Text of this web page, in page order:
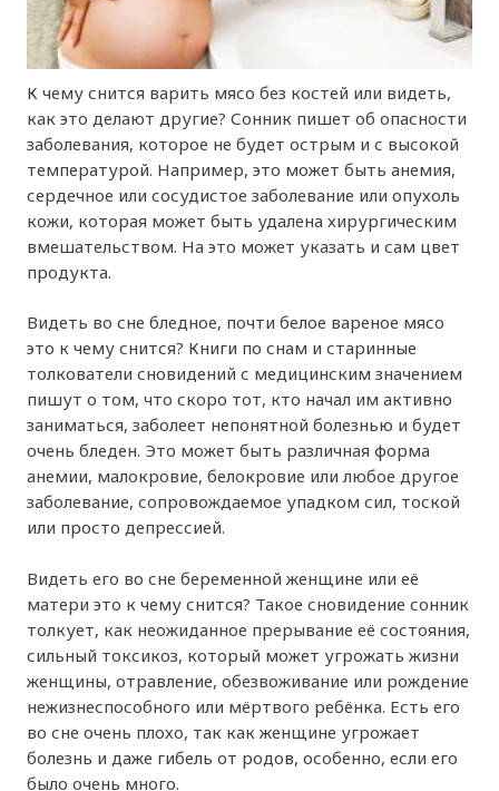
К чему снится варить мясо без костей или видеть,
как это делают другие? Сонник пишет об опасности
заболевания, которое не будет острым и с высокой
температурой. Например, это может быть анемия,
сердечное или сосудистое заболевание или опухоль
кожи, которая может быть удалена хирургическим
вмешательством. На это может указать и сам цвет
продукта.
Видеть во сне бледное, почти белое вареное мясо
это к чему снится? Книги по снам и старинные
толкователи сновидений с медицинским значением
пишут о том, что скоро тот, кто начал им активно
заниматься, заболеет непонятной болезнью и будет
очень бледен. Это может быть различная форма
анемии, малокровие, белокровие или любое другое
заболевание, сопровождаемое упадком сил, тоской
или просто депрессией.
Видеть его во сне беременной женщине или её
матери это к чему снится? Такое сновидение сонник
толкует, как неожиданное прерывание её состояния,
сильный токсикоз, который может угрожать жизни
женщины, отравление, обезвоживание или рождение
нежизнеспособного или мёртвого ребёнка. Есть его
во сне очень плохо, так как женщине угрожает
болезнь и даже гибель от родов, особенно, если его
было очень много.